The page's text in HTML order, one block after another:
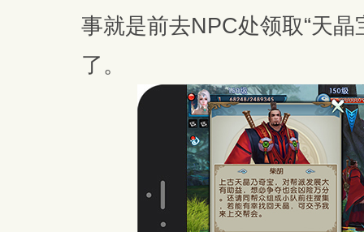
事就是前去NPC处领取“天
了。